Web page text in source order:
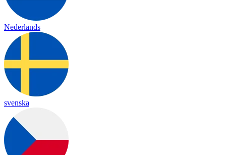
Nederlands
svenska